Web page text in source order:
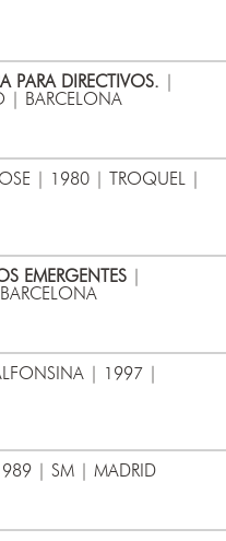
PARA DIRECTIVOS.
| BARCELONA
| 1980 | TROQUEL |
EMERGENTES
| 1997 |
| SM | MADRID